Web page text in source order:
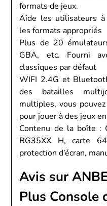
formats de jeux.
Aide les utilisateurs
les formats appropriés
Plus de 20
GBA, etc. Fourni
classiques par défaut
WIFI 2.4G et
des batailles
multiples, vous
pour jouer à des jeux
Contenu de la boîte :
RG35XX H, carte
protection d’écran,
Avis sur
Plus Console